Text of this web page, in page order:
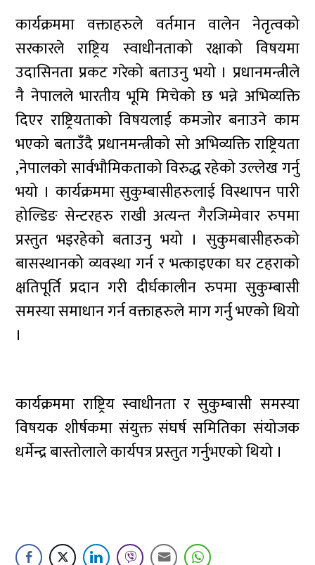
कार्यक्रममा वक्ताहरुले वर्तमान वालेन नेतृत्वको
सरकारले राष्ट्रिय स्वाधीनताको रक्षाको विषयमा
उदासिनता प्रकट गरेको बताउनु भयो । प्रधानमन्त्रीले
नै नेपालले भारतीय भूमि मिचेको छ भन्ने अभिव्यक्ति
दिएर राष्ट्रियताको विषयलाई कमजोर बनाउने काम
भएको बताउँदै प्रधानमन्त्रीको सो अभिव्यक्ति राष्ट्रियता
,नेपालको सार्वभौमिकताको विरुद्ध रहेको उल्लेख गर्नु
भयो । कार्यक्रममा सुकुम्बासीहरुलाई विस्थापन पारी
होल्डिङ सेन्टरहरु राखी अत्यन्त गैरजिम्मेवार रुपमा
प्रस्तुत भइरहेको बताउनु भयो । सुकुमबासीहरुको
बासस्थानको व्यवस्था गर्न र भत्काइएका घर टहराको
क्षतिपूर्ति प्रदान गरी दीर्घकालीन रुपमा सुकुम्बासी
समस्या समाधान गर्न वक्ताहरुले माग गर्नु भएको थियो
।
कार्यक्रममा राष्ट्रिय स्वाधीनता र सुकुम्बासी समस्या
विषयक शीर्षकमा संयुक्त संघर्ष समितिका संयोजक
धर्मेन्द्र बास्तोलाले कार्यपत्र प्रस्तुत गर्नुभएको थियो ।